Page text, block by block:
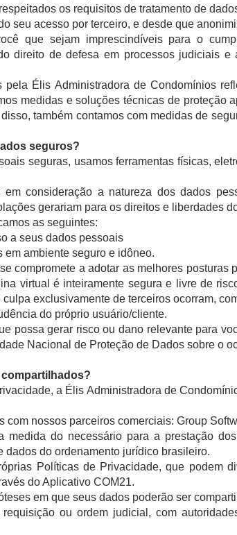
os requisitos de tratamento de
seu acesso por terceiro, e desde que
que sejam imprescindíveis para o
direito de defesa em processos judiciais e
pela Élis Administradora de Condomínios
medidas e soluções técnicas de proteção
também contamos com medidas de
seguros?
seguras, usamos ferramentas físicas,
em consideração a natureza dos dados
gerariam para os direitos e liberdades
as seguintes:
a seus dados pessoais
ambiente seguro e idôneo.
compromete a adotar as melhores posturas
virtual é inteiramente segura e livre de
exclusivamente de terceiros ocorram,
do próprio usuário/cliente.
possa gerar risco ou dano relevante para
Nacional de Proteção de Dados sobre o
a Élis Administradora de
com nossos parceiros comerciais: Group
medida do necessário para a prestação
dados do ordenamento jurídico brasileiro.
Políticas de Privacidade, que podem
do Aplicativo COM21.
em que seus dados poderão ser
requisição ou ordem judicial, com